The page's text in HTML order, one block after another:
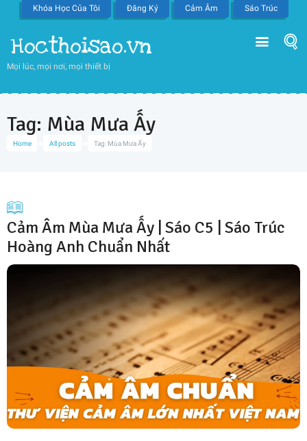
Khóa Học Của Tôi Đăng Ký Cảm Âm Sáo Trúc
Hocthoisao.vn
Mọi lúc, mọi nơi, mọi thiết bị
Home All posts Tag: Mùa Mưa Ấy
Tag: Mùa Mưa Ấy
Cảm Âm Mùa Mưa Ấy | Sáo C5 | Sáo Trúc
Hoàng Anh Chuẩn Nhất